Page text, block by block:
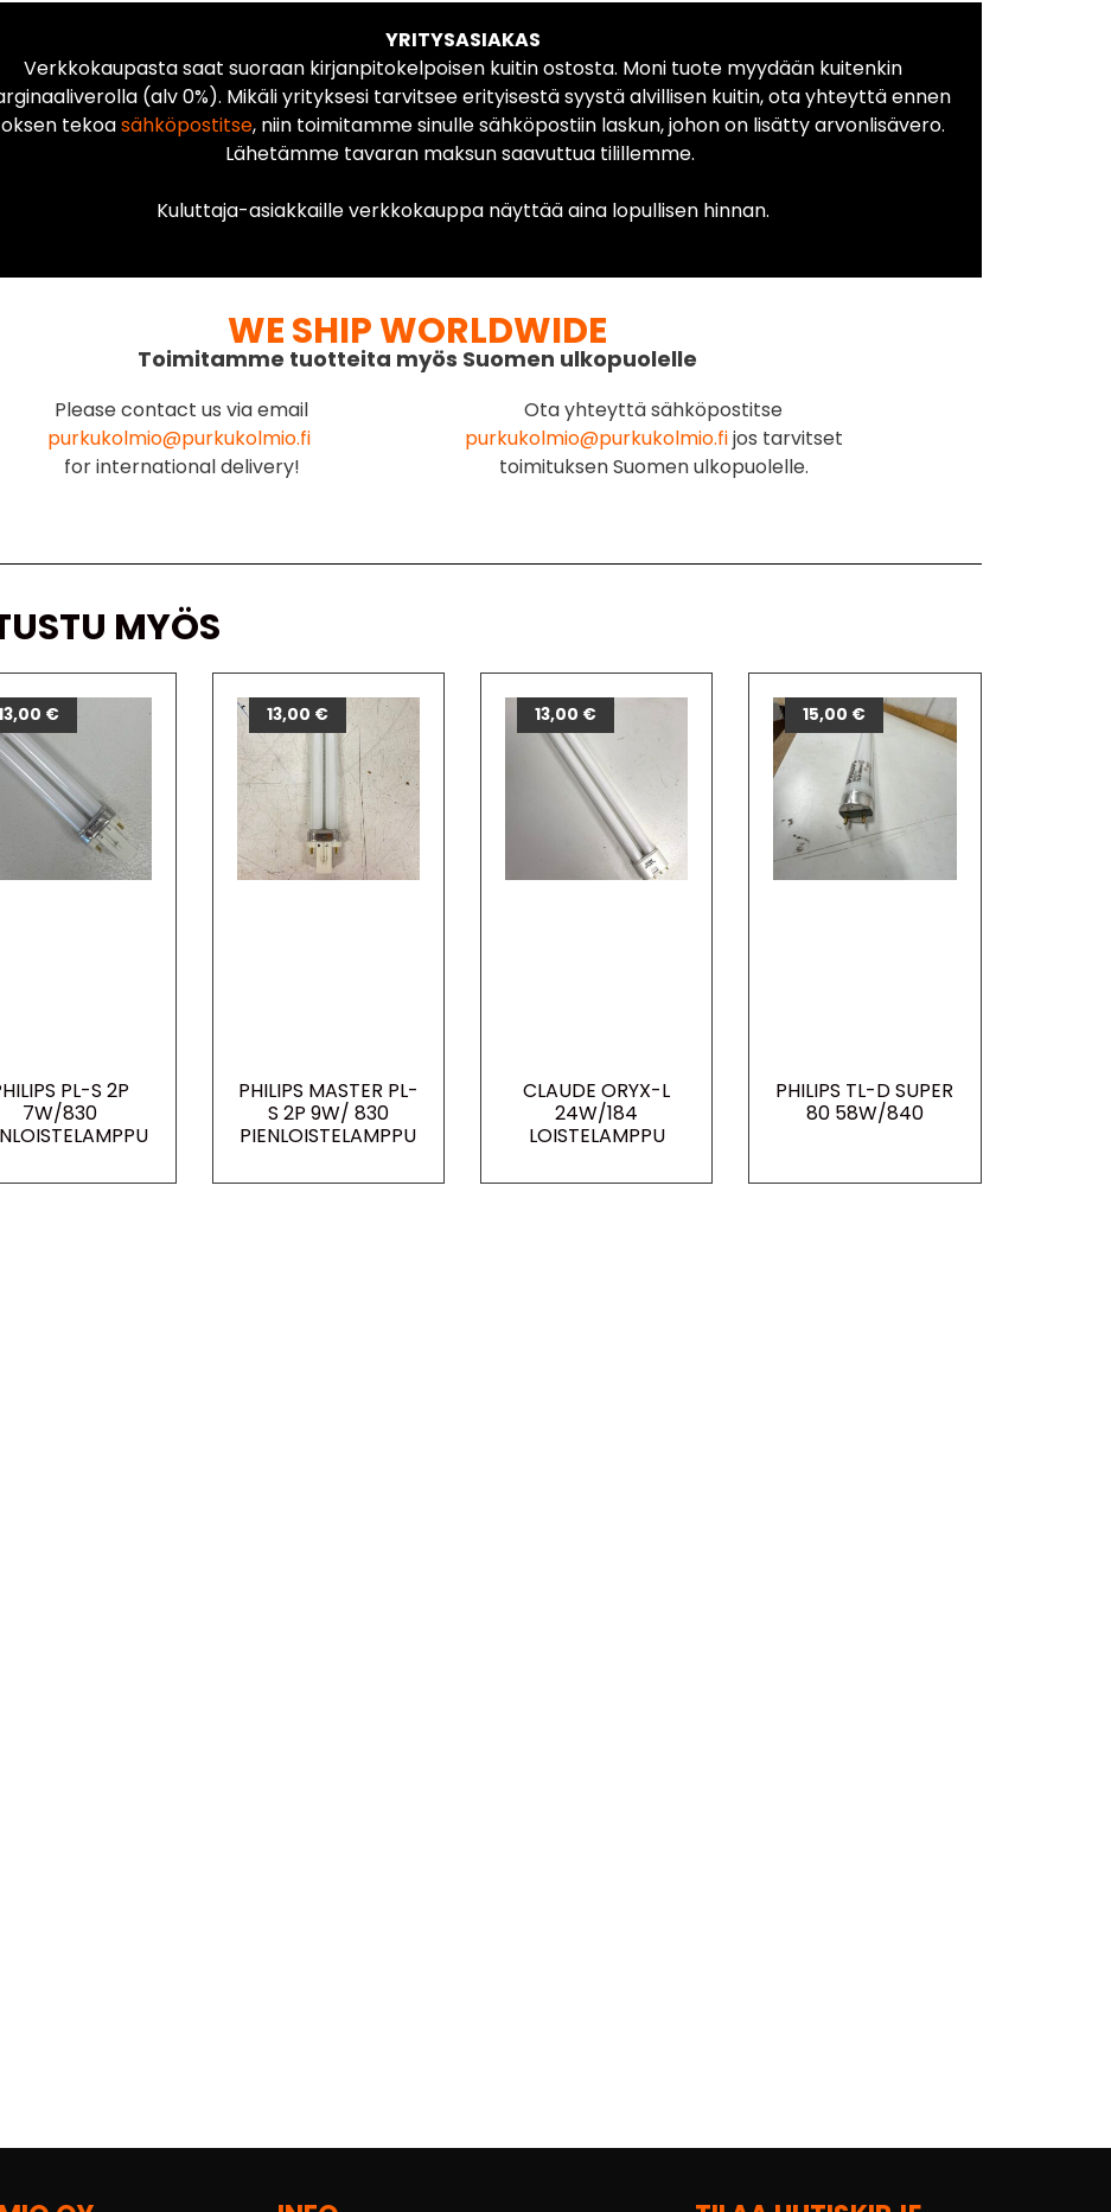
YRITYSASIAKAS
Verkkokaupasta saat suoraan kirjanpitokelpoisen kuitin ostosta. Moni tuote myydään kuitenkin
(alv 0%). Mikäli yrityksesi tarvitsee erityisestä syystä alvillisen kuitin, ota yhteyttä ennen
tekoasähköpostitse, niin toimitamme sinulle sähköpostiin laskun, johon on lisätty arvonlisävero.
Lähetämme tavaran maksun saavuttua tilillemme.
Kuluttaja-asiakkaille verkkokauppa näyttää aina lopullisen hinnan.
WE SHIP WORLDWIDE
Toimitamme tuotteita myös Suomen ulkopuolelle
Please contact us via email
purkukolmio@purkukolmio.fi
for international delivery!
Ota yhteyttä sähköpostitse
purkukolmio@purkukolmio.fijos tarvitset
toimituksen Suomen ulkopuolelle.
MYÖS
PL-S 2P
7W/830
€
PHILIPS MASTER PL-
S 2P 9W/ 830
PIENLOISTELAMPPU
13,00 €
CLAUDE ORYX-L
24W/184
LOISTELAMPPU
13,00 €
PHILIPS TL-D SUPER
80 58W/840
15,00 €